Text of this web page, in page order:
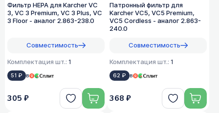
Фильтр HEPA для Karcher VC
3, VC 3 Premium, VC 3 Plus, VC
3 Floor - аналог 2.863-238.0
Совместимость
Комплектация шт.: 1
51 ₽ в
305 ₽
Патронный фильтр для
Karcher VC5, VC5 Premium,
VC5 Cordless - аналог 2.863-
240.0
Совместимость
Комплектация шт.: 1
62 ₽ в
368 ₽